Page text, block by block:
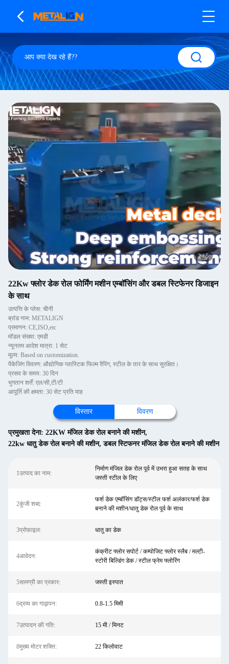
2/5
22Kw फ्लोर डेक रोल फोर्मिंग मशीन एम्बॉसिंग और डबल स्टिफेनर डिजाइन
के साथ
उत्पत्ति के प्लेस: चीनी
ब्रांड नाम: METALIGN
प्रमाणन: CE,ISO,etc
मॉडल संख्या: एमडी
न्यूनतम आदेश मात्रा: 1 सेट
मूल्य: Based on customization.
पैकेजिंग विवरण: औद्योगिक प्लास्टिक फिल्म रैपिंग, स्टील के तार के साथ सुरक्षित।
प्रसव के समय: 30 दिन
भुगतान शर्तें: एल/सी,टी/टी
आपूर्ति की क्षमता: 30 सेट प्रति माह
विस्तार विवरण
प्रमुखता देना: 22KW मंजिल डेक रोल बनाने की मशीन,
22kw धातु डेक रोल बनाने की मशीन,डबल स्टिफनर मंजिल डेक रोल बनाने की मशीन
1उत्पाद का नाम:
निर्माण मंजिल डेक रोल पूर्व में उभरा हुआ सतह के साथ
जस्ती स्टील के लिए
2कुंजी शब्द:
फर्श डेक एम्बॉसिंग डॉट्स/स्टील फर्श अलंकार/फर्श डेक
बनाने की मशीन/धातु डेक रोल पूर्व के साथ
3प्रोफ़ाइल: धातु का डेक
4आवेदन:
कंक्रीट फ्लोर सपोर्ट / कम्पोजिट फ्लोर स्लैब / मल्टी-
स्टोरी बिल्डिंग डेक / स्टील फ्रेम फ्लोरिंग
5सामग्री का प्रकार: जस्ती इस्पात
6द्रव्य का गाढ़ापन: 0.8-1.5 मिमी
7उत्पादन की गति: 15 मी / मिनट
8मुख्य मोटर शक्ति: 22 किलोवाट